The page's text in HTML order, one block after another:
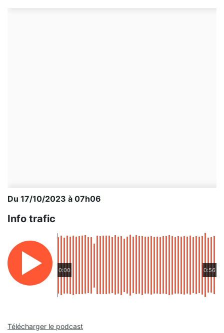
Du 17/10/2023 à 07h06
Info trafic
0:00 0:56
Télécharger le podcast